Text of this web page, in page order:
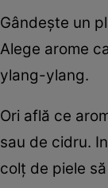
Gândeşte un
Alege arome
ylang-ylang.
Ori află ce
sau de cidru.
colţ de piele